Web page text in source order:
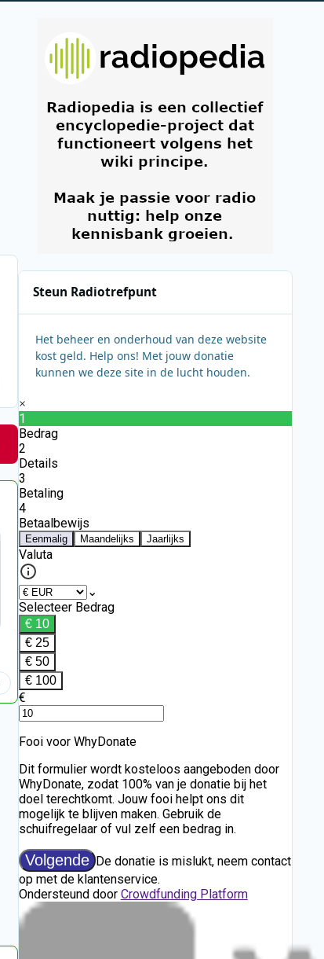
Steun Radiotrefpunt
Het beheer en onderhoud van deze website
kost geld. Help ons! Met jouw donatie
kunnen we deze site in de lucht houden.